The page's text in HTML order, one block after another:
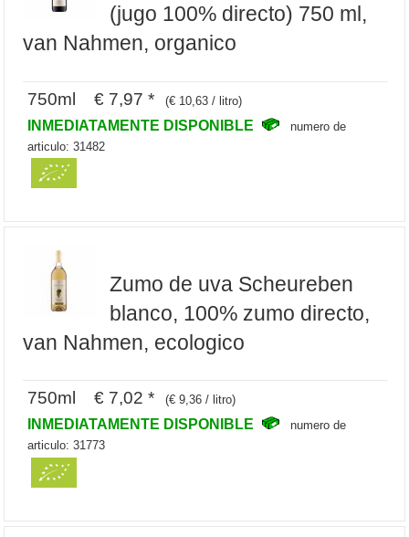
(jugo 100% directo) 750 ml,
van Nahmen, organico
750ml € 7,97 * (€ 10,63 / litro)
INMEDIATAMENTE DISPONIBLE
numero de
articulo: 31482
Zumo de uva Scheureben
blanco, 100% zumo directo,
van Nahmen, ecologico
750ml € 7,02 * (€ 9,36 / litro)
INMEDIATAMENTE DISPONIBLE
numero de
articulo: 31773